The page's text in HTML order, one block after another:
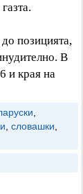
до позицията,
В
и края на
словашки